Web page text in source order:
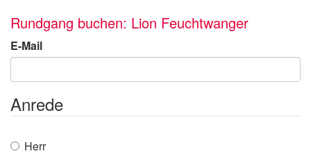
Rundgang buchen: Lion Feuchtwanger
E-Mail
Anrede
Herr